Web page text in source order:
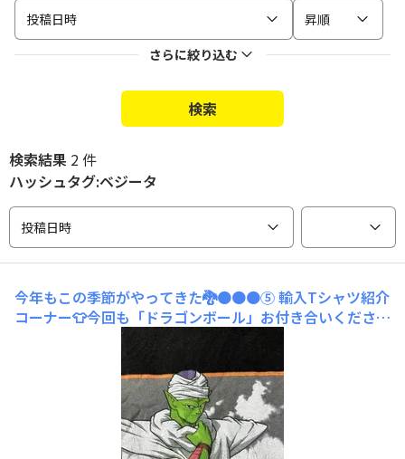
投稿日時
昇順
さらに絞り込む
検索
検索結果 2 件
ハッシュタグ:ベジータ
投稿日時
今年もこの季節がやってきた🐉🟠🟠🟠⑤輸入Tシャツ紹介
コーナー👕今回も「ドラゴンボール」お付き合いください
🙇このTシャツドラゴンボール戦士たちのデザインです。
ベジータもこの表情ベジータも最初の頃は冗談が通じない
イメージでしたが、悟空達と行動を共にするとともになん
だか砕けたキャラになりました。みなさんご存知かどうか
分かりませんが、ベジータ